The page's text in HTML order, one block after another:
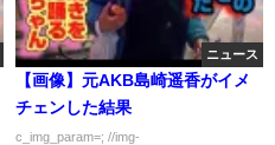
ニュース
【画像】元AKB島崎遥香がイメ
チェンした結果
c_img_param=; //img-